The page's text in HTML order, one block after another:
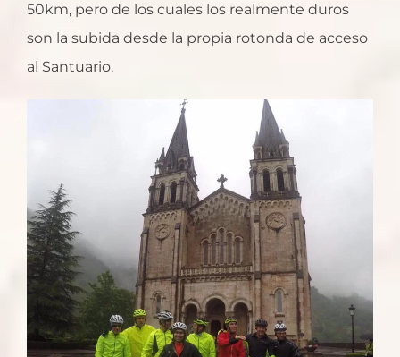
50km, pero de los cuales los realmente duros
son la subida desde la propia rotonda de acceso
al Santuario.